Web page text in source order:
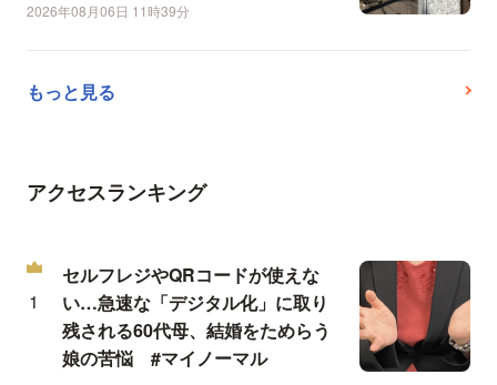
2026年08月06日 11時39分
もっと見る
アクセスランキング
セルフレジやQRコードが使えな
い…急速な「デジタル化」に取り
残される60代母、結婚をためらう
娘の苦悩 #マイノーマル